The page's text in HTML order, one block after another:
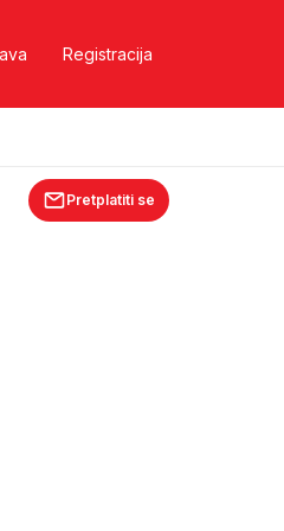
Registracija
Pretplatiti se